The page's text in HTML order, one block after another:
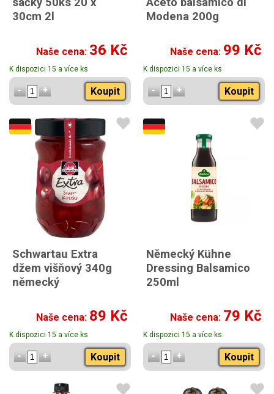
30cm 2l
Naše cena: 36 Kč
K dispozici 15 a více ks
Koupit
Modena 200g
Naše cena: 99 Kč
K dispozici 15 a více ks
Koupit
Schwartau Extra
džem višňový 340g
německý
Naše cena: 89 Kč
K dispozici 15 a více ks
Koupit
Německý Kühne
Dressing Balsamico
250ml
Naše cena: 79 Kč
K dispozici 15 a více ks
Koupit